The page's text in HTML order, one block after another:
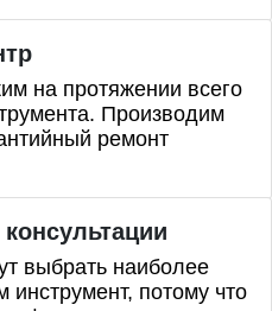
на протяжении всего
Производим
ремонт
консультации
выбрать наиболее
потому что